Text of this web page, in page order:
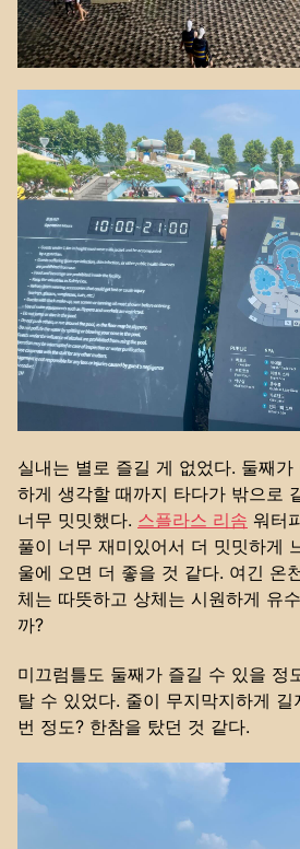
실내는 별로 즐길 게 없었다. 둘째
하게 생각할 때까지 타다가 밖으로
너무 밋밋했다. 스플라스 리솜 워터
풀이 너무 재미있어서 더 밋밋하게
울에 오면 더 좋을 것 같다. 여긴 온
체는 따뜻하고 상체는 시원하게 유
까?
미끄럼틀도 둘째가 즐길 수 있을 정
탈 수 있었다. 줄이 무지막지하게
번 정도? 한참을 탔던 것 같다.